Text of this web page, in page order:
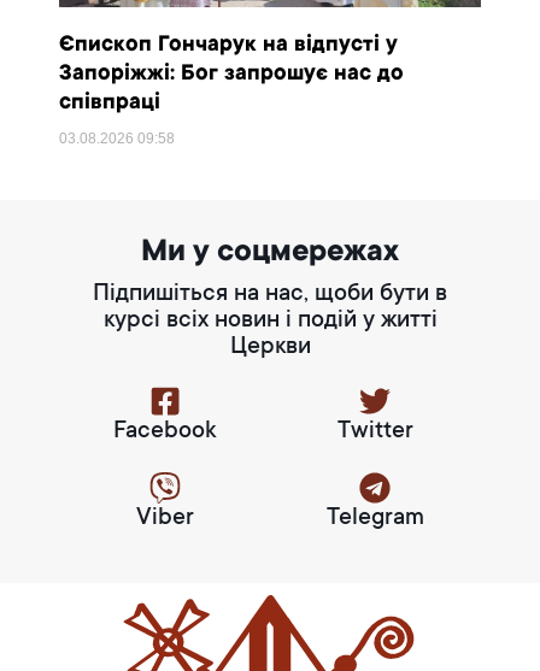
Єпископ Гончарук на відпусті у
Запоріжжі: Бог запрошує нас до
співпраці
03.08.202609:58
Ми у соцмережах
Підпишіться на нас, щоби бути в
курсі всіх новин і подій у житті
Церкви
Facebook Twitter
Viber Telegram